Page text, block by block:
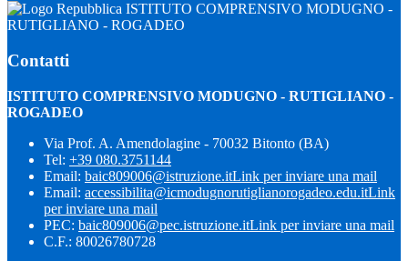
ISTITUTO COMPRENSIVO MODUGNO -
RUTIGLIANO - ROGADEO
Contatti
ISTITUTO COMPRENSIVO MODUGNO - RUTIGLIANO -
ROGADEO
Via Prof. A. Amendolagine - 70032 Bitonto (BA)
Tel: +39 080.3751144
Email: baic809006@istruzione.itLink per inviare una mail
Email: accessibilita@icmodugnorutiglianorogadeo.edu.itLink
per inviare una mail
PEC: baic809006@pec.istruzione.itLink per inviare una mail
C.F.: 80026780728